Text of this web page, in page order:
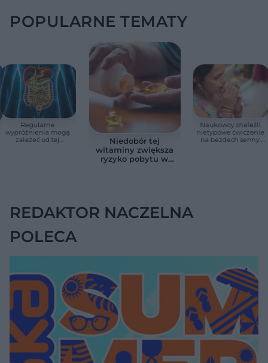
POPULARNE TEMATY
Regularne
wypróżnienia mogą
zależeć od tej
Niedobór tej
witaminy zwiększa
ryzyko pobytu w
Naukowcy znaleźli
nietypowe ćwiczenie
na bezdech senny.
REDAKTOR NACZELNA
POLECA